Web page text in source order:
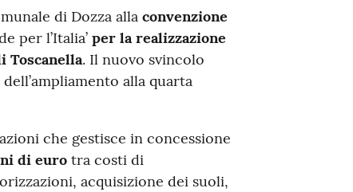
di Dozza alla convenzione
per l’Italia’ per la realizzazione
Toscanella. Il nuovo svincolo
alla quarta
che gestisce in concessione
di eurotra costi di
acquisizione dei suoli,